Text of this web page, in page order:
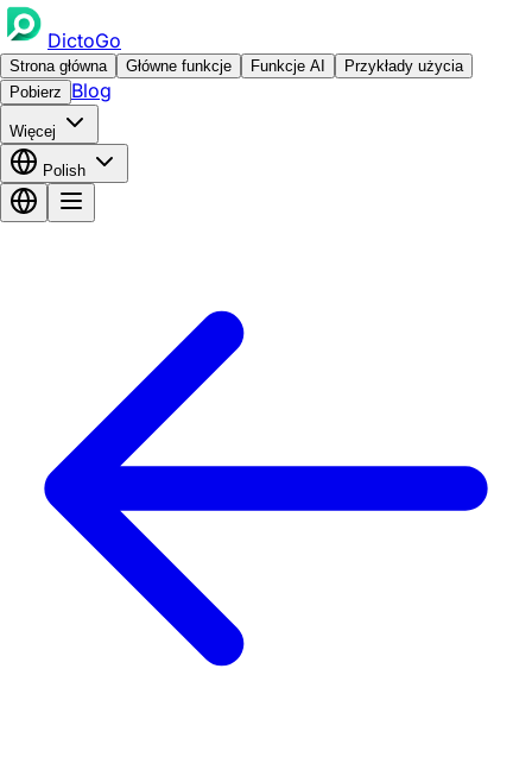
DictoGo
Strona główna Główne funkcje Funkcje AI
Przykłady użycia
Pobierz
Blog
Więcej
Polish